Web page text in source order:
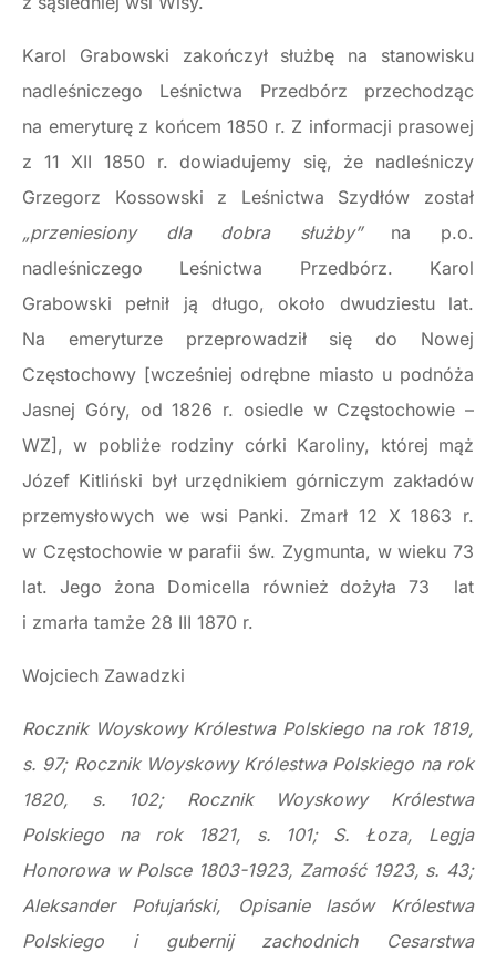
Karol Grabowski zakończył służbę na stanowisku
nadleśniczego Leśnictwa Przedbórz przechodząc
na emeryturę z końcem 1850 r. Z informacji prasowej
z 11 XII 1850 r. dowiadujemy się, że nadleśniczy
Grzegorz Kossowski z Leśnictwa Szydłów został
„przeniesiony dla dobra służby”na p.o.
nadleśniczego Leśnictwa Przedbórz. Karol
Grabowski pełnił ją długo, około dwudziestu lat.
Na emeryturze przeprowadził się do Nowej
Częstochowy [wcześniej odrębne miasto u podnóża
Jasnej Góry, od 1826 r. osiedle w Częstochowie –
WZ], w pobliże rodziny córki Karoliny, której mąż
Józef Kitliński był urzędnikiem górniczym zakładów
przemysłowych we wsi Panki. Zmarł 12 X 1863 r.
w Częstochowie w parafii św. Zygmunta, w wieku 73
lat. Jego żona Domicella również dożyła 73 lat
i zmarła tamże 28 III 1870 r.
Wojciech Zawadzki
Rocznik Woyskowy Królestwa Polskiego na rok 1819,
s. 97; Rocznik Woyskowy Królestwa Polskiego na rok
1820, s. 102; Rocznik Woyskowy Królestwa
Polskiego na rok 1821, s. 101; S. Łoza, Legja
Honorowa w Polsce 1803-1923, Zamość 1923, s. 43;
Aleksander Połujański, Opisanie lasów Królestwa
Polskiego i gubernij zachodnich Cesarstwa